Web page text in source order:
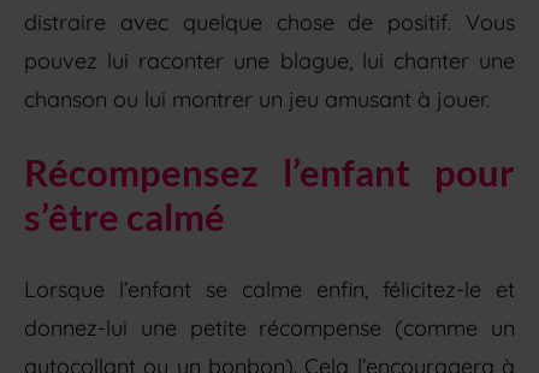
distraire avec quelque chose de positif. Vous
pouvez lui raconter une blague, lui chanter une
chanson ou lui montrer un jeu amusant à jouer.
Récompensez l’enfant pour
s’être calmé
Lorsque l’enfant se calme enfin, félicitez-le et
donnez-lui une petite récompense (comme un
autocollant ou un bonbon). Cela l’encouragera à